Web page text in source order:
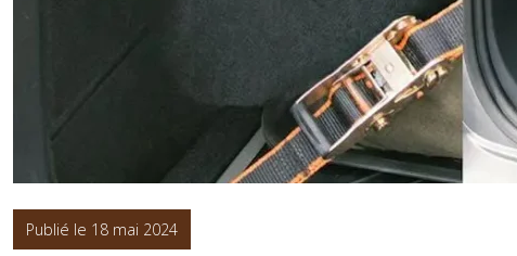
Publié le 18 mai 2024